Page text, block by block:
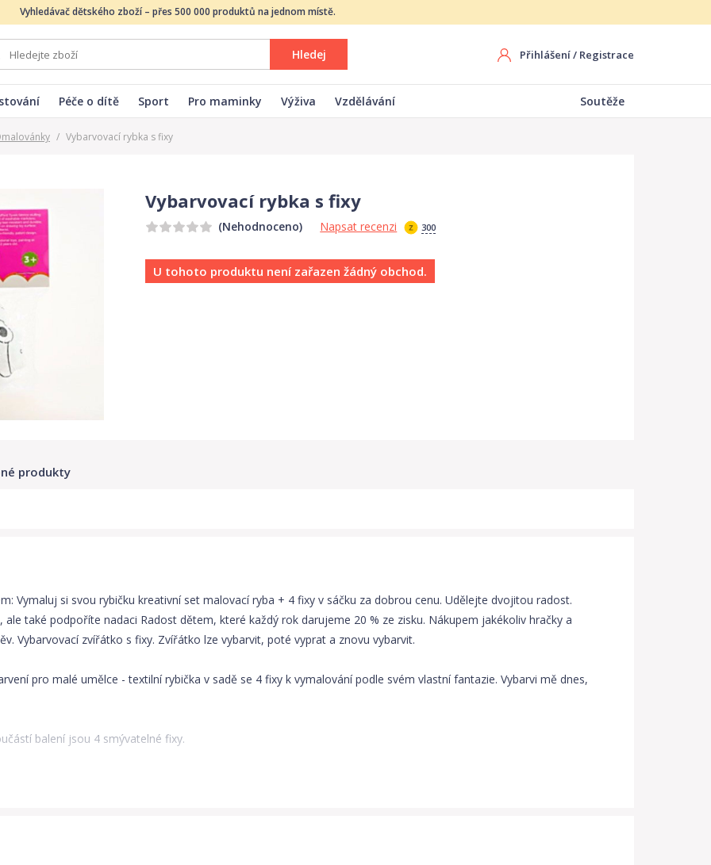
Vyhledávač dětského zboží – přes 500 000 produktů na jednom místě.
Hledej Přihlášení/ Registrace
Péče o dítě Sport Pro maminky Výživa Vzdělávání Soutěže
/ Vybarvovací rybka s fixy
Vybarvovací rybka s fixy
(Nehodnoceno) Napsat recenzi 300
U tohoto produktu není zařazen žádný obchod.
produkty
Vymaluj si svou rybičku kreativní set malovací ryba + 4 fixy v sáčku za dobrou cenu. Udělejte dvojitou radost.
také podpoříte nadaci Radost dětem, které každý rok darujeme 20 % ze zisku. Nákupem jakékoliv hračky a
Vybarvovací zvířátko s fixy. Zvířátko lze vybarvit, poté vyprat a znovu vybarvit.
pro malé umělce - textilní rybička v sadě se 4 fixy k vymalování podle svém vlastní fantazie. Vybarvi mě dnes,
balení jsou 4 smývatelné fixy.